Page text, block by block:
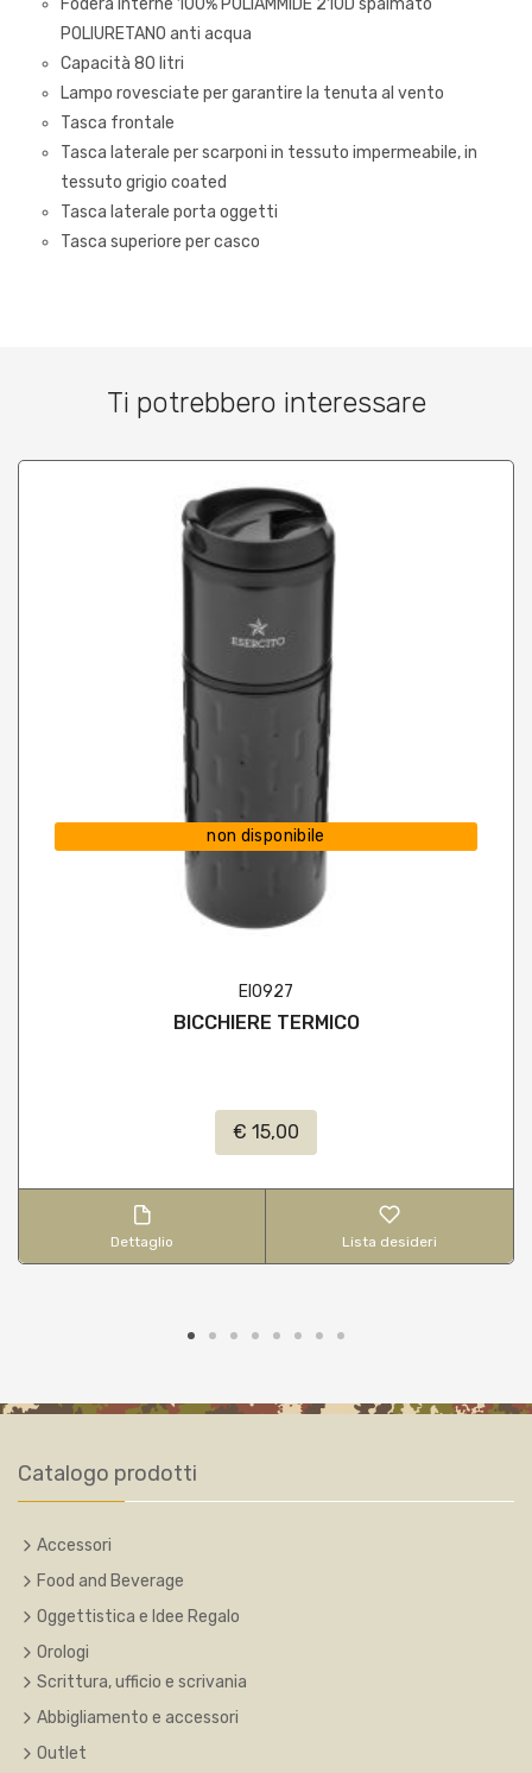
POLIURETANO anti acqua
Capacità 80 litri
Lampo rovesciate per garantire la tenuta al vento
Tasca frontale
Tasca laterale per scarponi in tessuto impermeabile, in
tessuto grigio coated
Tasca laterale porta oggetti
Tasca superiore per casco
Ti potrebbero interessare
non disponibile
EI0927
BICCHIERE TERMICO
€ 15,00
Dettaglio Lista desideri
Catalogo prodotti
Accessori
Food and Beverage
Oggettistica e Idee Regalo
Orologi
Scrittura, ufficio e scrivania
Abbigliamento e accessori
Outlet